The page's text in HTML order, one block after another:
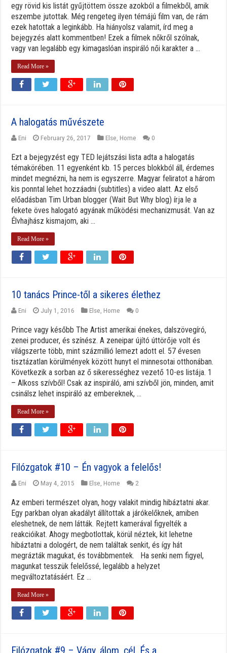
egy rövid kis listát gyűjtöttem össze azokból a filmekből, amik
eszembe jutottak. Még rengeteg ilyen témájú film van, de rám
ezek hatottak a leginkább. Ha hiányolsz valamit, írd meg a
bejegyzés alatt kommentben! Ezek a filmek nőkről szólnak,
vagy van legalább egy kimagaslóan inspiráló női karakter a ...
Read More »
A halogatás művészete
Eni February 26, 2017 Else Home 0
Ezt a bejegyzést egy TED lejátszási lista adta a halogatás
témakörében. 11 egyenként kb. 15 perces blokkból áll, érdemes
mindet megnézni, ha nem is egyszerre. Magyar feliratot a három
kis ponntal lehet hozzáadni (subtitles) a video alatt. Az első
előadásban Tim Urban blogger (Wait But Why blog) írja le a
fekete öves halogató agyának működési mechanizmusát. Van az
Élvhajhász kismajom, aki ...
Read More »
10 tanács Prince-től a sikeres élethez
Eni July 1, 2016 Else Home 0
Prince vagy később The Artist amerikai énekes, dalszövegíró,
zenei producer, és színész. A zeneipar újító úttörője volt és
világszerte több, mint százmillió lemezt adott el. 57 évesen
tisztázatlan körülmények között hunyt el minnesotai otthonában.
Következik a sorban az ő sikerességhez vezető 10-es listája. 1
– Alkoss szívből! Csak az inspiráló, ami szívből jön, minden, amit
csinálsz lehet inspiráló az embereknek, ...
Read More »
Filózgatok #10 – Én vagyok a felelős!
Eni May 4, 2015 Else Home 2
Az emberi természet olyan, hogy valakit mindig hibáztatni akar.
Egy parkban olyan akadályt állítottak a járókelőknek, amiben
eleshetnek, de nem látták. Rejtett kamerával figyelték a
reakcióikat. Ahogy megbotlottak, körül néztek, kit lehetne
hibáztatni a dologért, de nem találtak senkit, és így hát
megrázták magukat, és továbbmentek. Ha senki nem figyel,
magunkat tesszük felelőssé, legalább a helyzet
megváltoztatásáért. Ez ...
Read More »
Filózgatok #9 – Vágy, álom, cél. És a